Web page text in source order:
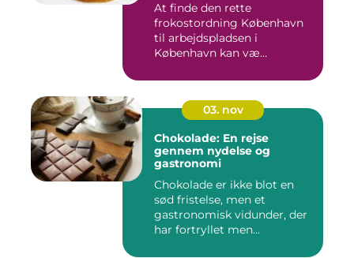
At finde den rette
frokostordning København
til arbejdspladsen i
København kan væ...
03. nov
Chokolade: En rejse
gennem nydelse og
gastronomi
Chokolade er ikke blot en
sød fristelse, men et
gastronomisk vidunder, der
har fortryllet men...